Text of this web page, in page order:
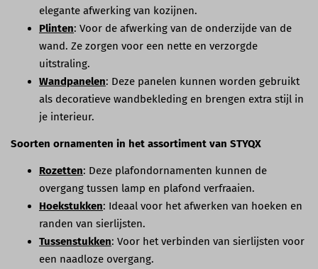
elegante afwerking van kozijnen.
Plinten: Voor de afwerking van de onderzijde van de
wand. Ze zorgen voor een nette en verzorgde
uitstraling.
Wandpanelen: Deze panelen kunnen worden gebruikt
als decoratieve wandbekleding en brengen extra stijl in
je interieur.
Soorten ornamenten in het assortiment van STYQX
Rozetten: Deze plafondornamenten kunnen de
overgang tussen lamp en plafond verfraaien.
Hoekstukken: Ideaal voor het afwerken van hoeken en
randen van sierlijsten.
Tussenstukken: Voor het verbinden van sierlijsten voor
een naadloze overgang.